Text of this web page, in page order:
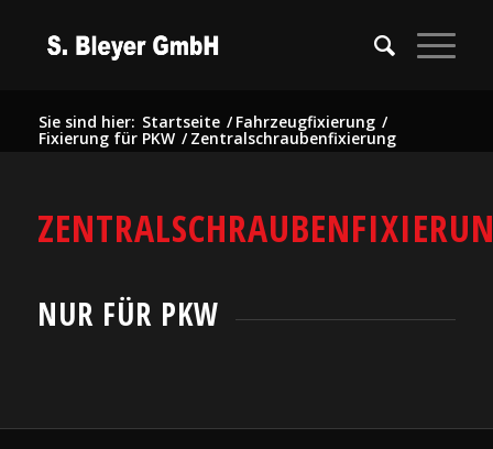
Sie sind hier: Startseite / Fahrzeugfixierung /
Fixierung für PKW / Zentralschraubenfixierung
NUR FÜR PKW